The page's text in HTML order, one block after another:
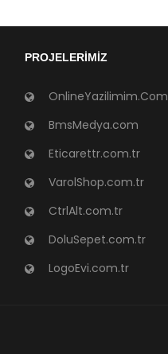
PROJELERIMIZ
OnlineYazilimim.Com
BmsMedya.com
Eticarettr.com.tr
VarolShop.com.tr
CtrlAlt.com.tr
DoluSepet.com.tr
LogoEvi.com.tr